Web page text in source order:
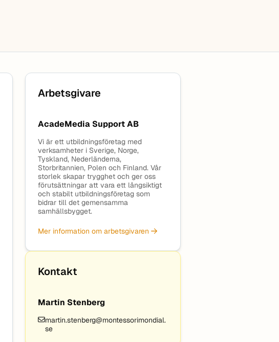
Arbetsgivare
AcadeMedia Support AB
Vi är ett utbildningsföretag med
verksamheter i Sverige, Norge,
Tyskland, Nederländerna,
Storbritannien, Polen och Finland. Vår
storlek skapar trygghet och ger oss
förutsättningar att vara ett långsiktigt
och stabilt utbildningsföretag som
bidrar till det gemensamma
samhällsbygget.
Mer information om arbetsgivaren
Kontakt
Martin Stenberg
martin.stenberg@montessorimondial.
se